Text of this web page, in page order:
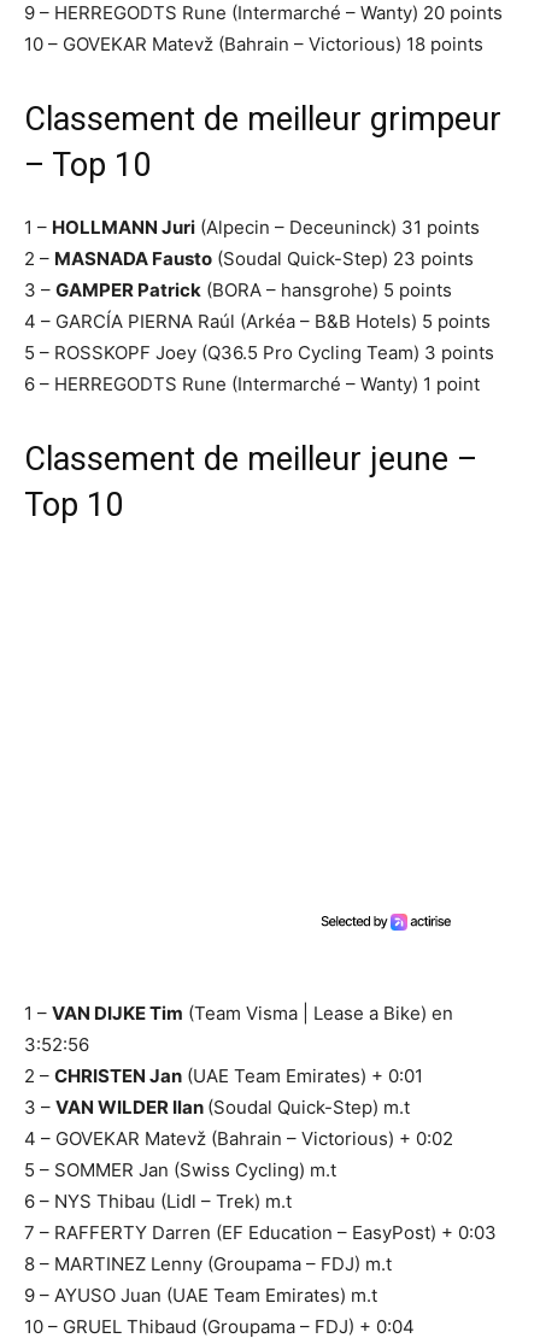
9 – HERREGODTS Rune (Intermarché – Wanty) 20 points
10 – GOVEKAR Matevž (Bahrain – Victorious) 18 points
Classement de meilleur grimpeur
– Top 10
1 – HOLLMANN Juri (Alpecin – Deceuninck) 31 points
2 – MASNADA Fausto (Soudal Quick-Step) 23 points
3 – GAMPER Patrick (BORA – hansgrohe) 5 points
4 – GARCÍA PIERNA Raúl (Arkéa – B&B Hotels) 5 points
5 – ROSSKOPF Joey (Q36.5 Pro Cycling Team) 3 points
6 – HERREGODTS Rune (Intermarché – Wanty) 1 point
Classement de meilleur jeune –
Top 10
1 – VAN DIJKE Tim (Team Visma | Lease a Bike) en
3:52:56
2 – CHRISTEN Jan (UAE Team Emirates) + 0:01
3 – VAN WILDER Ilan (Soudal Quick-Step) m.t
4 – GOVEKAR Matevž (Bahrain – Victorious) + 0:02
5 – SOMMER Jan (Swiss Cycling) m.t
6 – NYS Thibau (Lidl – Trek) m.t
7 – RAFFERTY Darren (EF Education – EasyPost) + 0:03
8 – MARTINEZ Lenny (Groupama – FDJ) m.t
9 – AYUSO Juan (UAE Team Emirates) m.t
10 – GRUEL Thibaud (Groupama – FDJ) + 0:04